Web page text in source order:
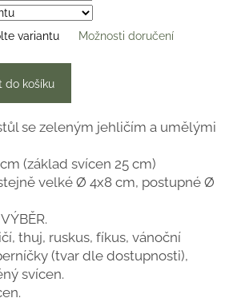
variantu Možnosti doručení
do košíku
se zeleným jehličím a umělými
(základ svícen 25 cm)
velké Ø 4x8 cm, postupné Ø
thuj, ruskus, fíkus, vánoční
(tvar dle dostupnosti),
svícen.